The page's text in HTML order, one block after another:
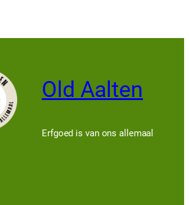
Old Aalten
Erfgoed is van ons allemaal